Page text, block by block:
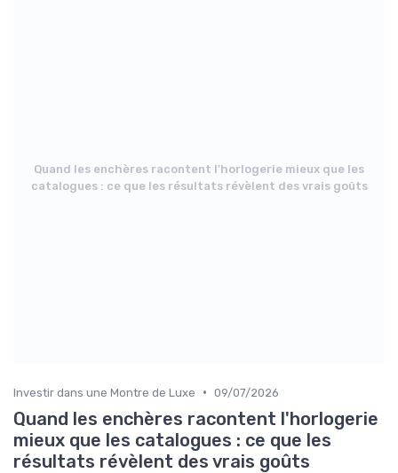
Quand les enchères racontent l'horlogerie mieux que les
catalogues : ce que les résultats révèlent des vrais goûts
Investir dans une Montre de Luxe • 09/07/2026
Quand les enchères racontent l'horlogerie
mieux que les catalogues : ce que les
résultats révèlent des vrais goûts